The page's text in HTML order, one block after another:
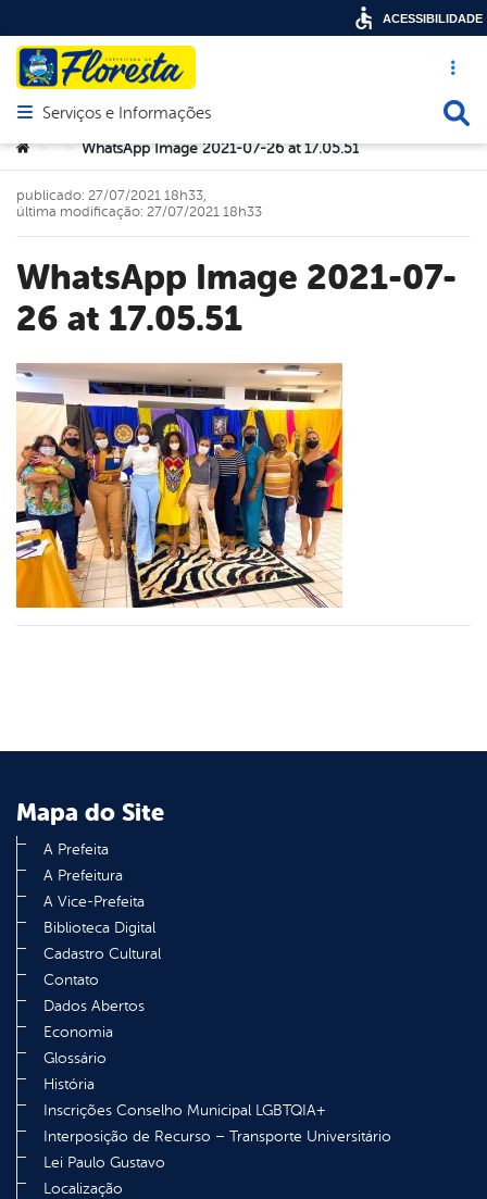
Acesso
Abrir menu principal de navegação
Serviços e Informações
Você está aqui:
> > WhatsApp Image 2021-07-26 at 17.05.51
WhatsApp Image 2021-07-
26 at 17.05.51
publicado: 27/07/2021 18h33,
última modificação: 27/07/2021 18h33
Mapa do Site
A Prefeita
A Prefeitura
A Vice-Prefeita
Biblioteca Digital
Cadastro Cultural
Contato
Dados Abertos
Economia
Glossário
História
Inscrições Conselho Municipal LGBTQIA+
Interposição de Recurso – Transporte Universitário
Lei Paulo Gustavo
Localização
ACESSIBILIDADE